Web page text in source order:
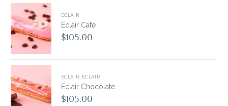
ECLAIR
Eclair Cafe
$105.00
ECLAIR ECLAIR
Eclair Chocolate
$105.00